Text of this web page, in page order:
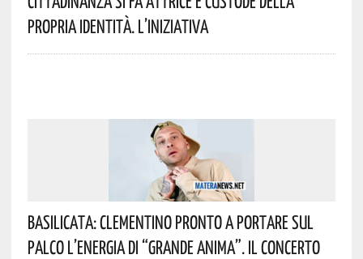
Propria Identità. L’iniziativa
Basilicata: Clementino Pronto A Portare Sul
Palco L’energia Di “Grande Anima”. Il Concerto